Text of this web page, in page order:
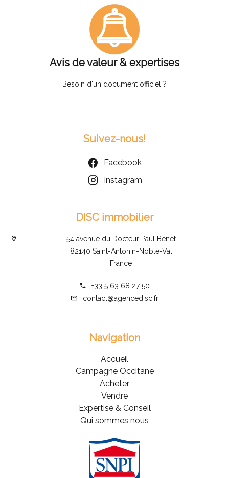
Avis de valeur & expertises
Besoin d'un document officiel ?
Suivez-nous!
Facebook
Instagram
DISC immobilier
54 avenue du Docteur Paul Benet
82140 Saint-Antonin-Noble-Val
France
+33 5 63 68 27 50
contact@agencedisc.fr
Navigation
Accueil
Campagne Occitane
Acheter
Vendre
Expertise & Conseil
Qui sommes nous